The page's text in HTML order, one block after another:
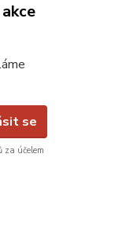
se
za účelem